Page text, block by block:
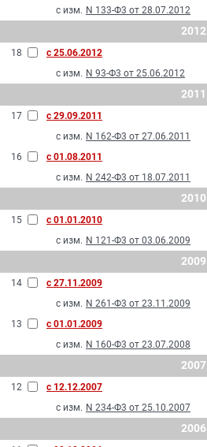
с изм. N 133-Ф3 от 28.07.2012
2012
18
с 25.06.2012
с изм. N 93-Ф3 от 25.06.2012
2011
17
с 29.09.2011
с изм. N 162-Ф3 от 27.06.2011
16
с 01.08.2011
с изм. N 242-Ф3 от 18.07.2011
2010
15
с 01.01.2010
с изм. N 121-Ф3 от 03.06.2009
2009
14
с 27.11.2009
с изм. N 261-Ф3 от 23.11.2009
13
с 01.01.2009
с изм. N 160-Ф3 от 23.07.2008
2007
12
с 12.12.2007
с изм. N 234-Ф3 от 25.10.2007
2006